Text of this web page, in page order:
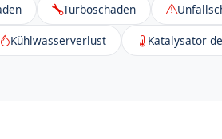
Turboschaden
Kühlwasserverlust Katalysator